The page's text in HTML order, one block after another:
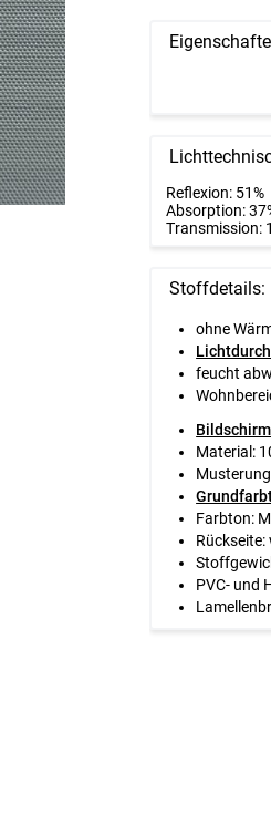
Reflexion: 51%
Absorption:
Transmission:
Stoffdetails:
ohne
feucht
Material:
Farbton:
Rückseite:
PVC- und